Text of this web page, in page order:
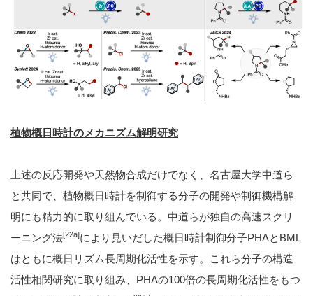
植物概日時計のメカニズム解明研究
上述の反応開発や天然物合成だけでなく、名古屋大学中道ら
と共同で、植物概日時計を制御する分子の開発や制御機構解
明にも精力的に取り組んでいる。中道らが独自の高速スクリ
ーニング法[22a]により見いだした概日時計制御分子PHAとBML
はともに概日リズム長周期化活性を示す。これら分子の構造
活性相関研究に取り組み、PHAの100倍の長周期化活性をもつ